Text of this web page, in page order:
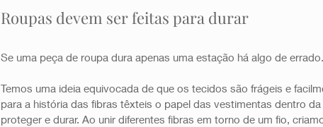
Roupas devem ser feitas para durar
Se uma peça de roupa dura apenas uma estação há algo de errado.
Temos uma ideia equivocada de que os tecidos são frágeis e
para a história das fibras têxteis o papel das vestimentas dentro
proteger e durar. Ao unir diferentes fibras em torno de um fio,